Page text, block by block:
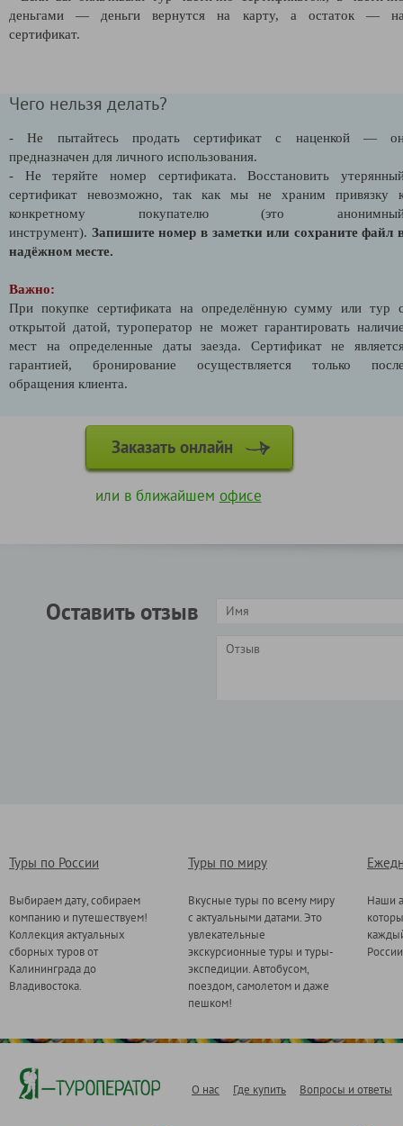
деньгами — деньги вернутся на карту, а остаток —
сертификат.
Чего нельзя делать?
- Не пытайтесь продать сертификат с наценкой —
предназначен для личного использования.
- Не теряйте номер сертификата. Восстановить
сертификат невозможно, так как мы не храним привязку
конкретному покупателю (это
инструмент). Запишите номер в заметки или сохраните файл
надёжном месте.
Важно:
При покупке сертификата на определённую сумму или тур
открытой датой, туроператор не может гарантировать
мест на определенные даты заезда. Сертификат не
гарантией, бронирование осуществляется только
обращения клиента.
Заказать онлайн
или в ближайшем офисе
Оставить отзыв
Туры по России
Выбираем дату, собираем
компанию и путешествуем!
Коллекция актуальных
сборных туров от
Калининграда до
Владивостока.
Туры по миру
Вкусные туры по всему миру
с актуальными датами. Это
увлекательные
экскурсионные туры и туры-
экспедиции. Автобусом,
поездом, самолетом и даже
пешком!
Наши
О нас Где купить Вопросы и ответы